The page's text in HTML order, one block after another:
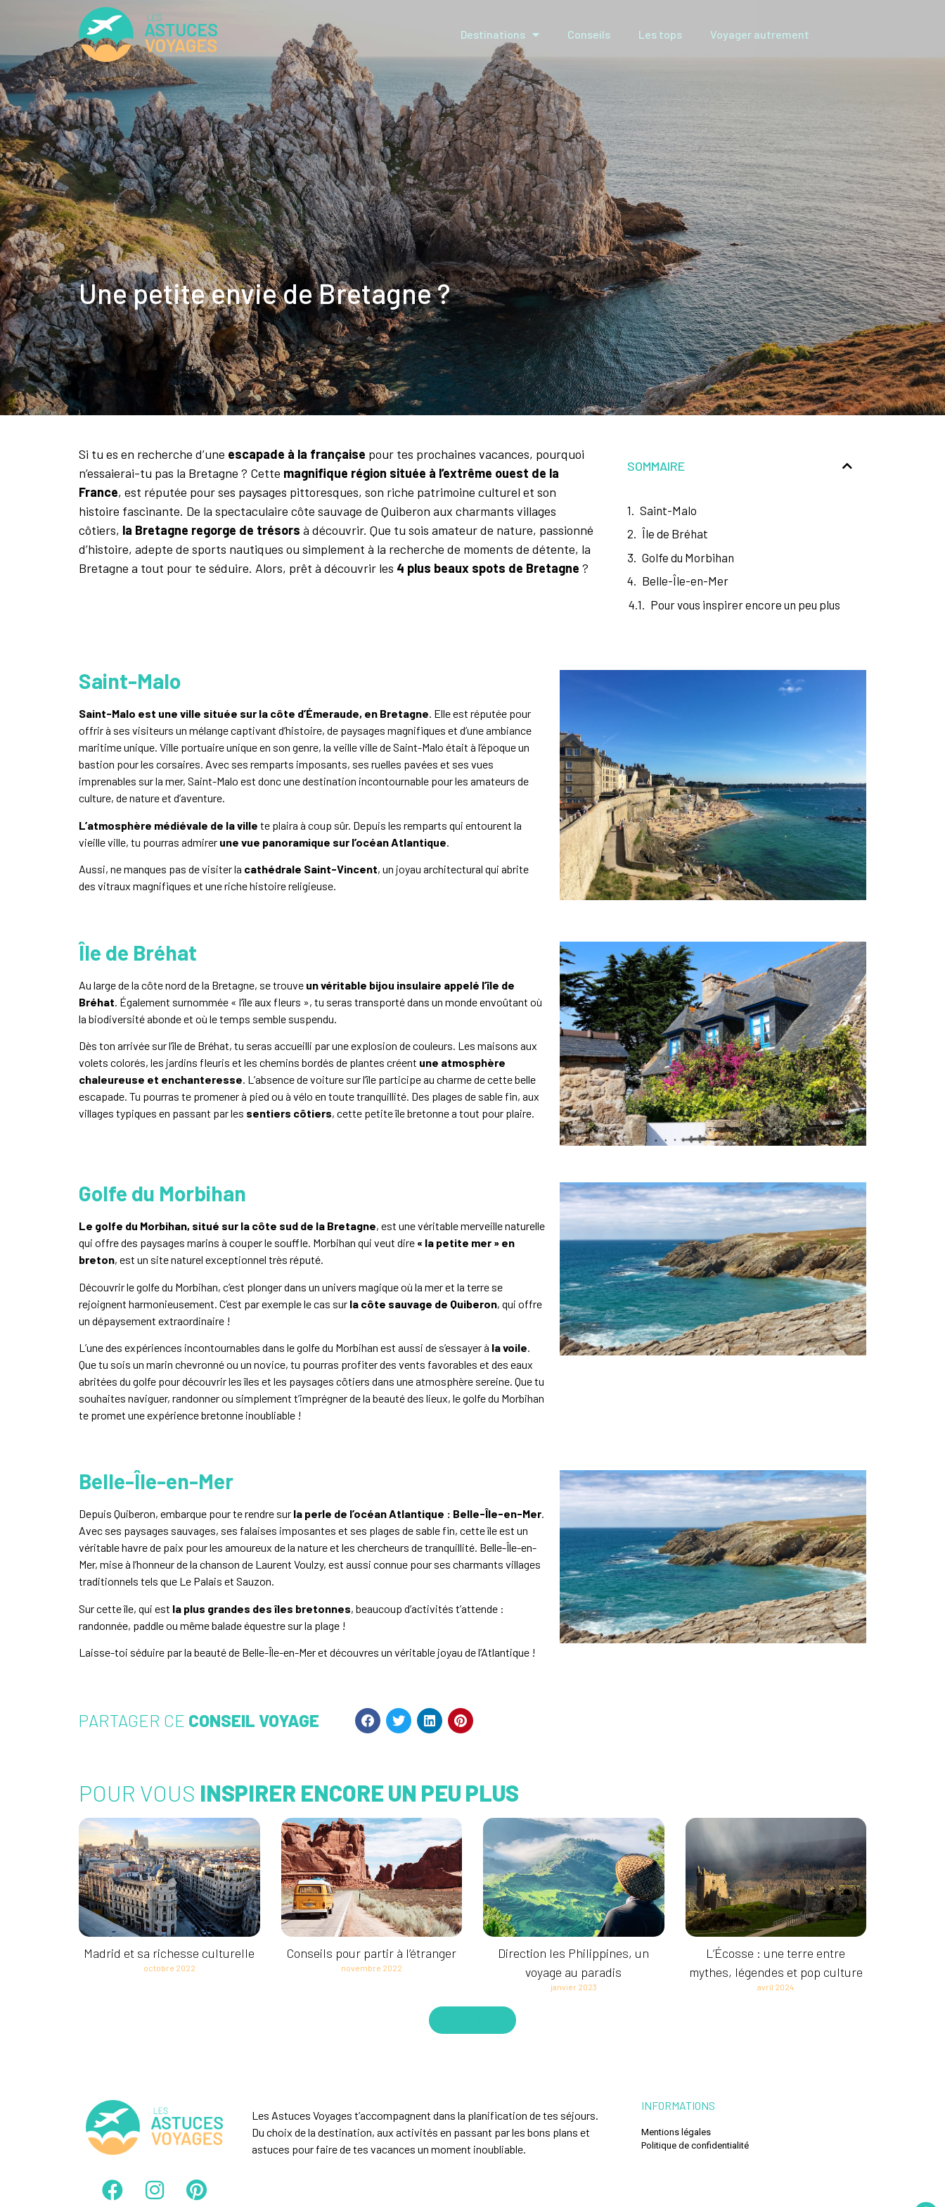
Destinations Conseils Les tops Voyager autrement
Une petite envie de Bretagne ?
Si tu es en recherche d’une escapade à la française pour tes prochaines vacances, pourquoi
n’essaierai-tu pas la Bretagne ? Cette magnifique région située à l’extrême ouest de la
France, est réputée pour ses paysages pittoresques, son riche patrimoine culturel et son
histoire fascinante. De la spectaculaire côte sauvage de Quiberon aux charmants villages
côtiers, la Bretagne regorge de trésors à découvrir. Que tu sois amateur de nature, passionné
d’histoire, adepte de sports nautiques ou simplement à la recherche de moments de détente, la
Bretagne a tout pour te séduire. Alors, prêt à découvrir les 4 plus beaux spots de Bretagne ?
SOMMAIRE
Saint-Malo
Île de Bréhat
Golfe du Morbihan
Belle-Île-en-Mer
Pour vous inspirer encore un peu plus
Saint-Malo
Saint-Malo est une ville située sur la côte d’Émeraude, en Bretagne. Elle est réputée pour
offrir à ses visiteurs un mélange captivant d’histoire, de paysages magnifiques et d’une ambiance
maritime unique. Ville portuaire unique en son genre, la veille ville de Saint-Malo était à l’époque un
bastion pour les corsaires. Avec ses remparts imposants, ses ruelles pavées et ses vues
imprenables sur la mer, Saint-Malo est donc une destination incontournable pour les amateurs de
culture, de nature et d’aventure.
L’atmosphère médiévale de la ville te plaira à coup sûr. Depuis les remparts qui entourent la
vieille ville, tu pourras admirer une vue panoramique sur l’océan Atlantique
Aussi, ne manques pas de visiter la cathédrale Saint-Vincent, un joyau architectural qui abrite
des vitraux magnifiques et une riche histoire religieuse.
Île de Bréhat
Au large de la côte nord de la Bretagne, se trouve un véritable bijou insulaire appelé l’île de
Bréhat . Également surnommée « l’île aux fleurs », tu seras transporté dans un monde envoûtant où
la biodiversité abonde et où le temps semble suspendu.
Dès ton arrivée sur l’île de Bréhat, tu seras accueilli par une explosion de couleurs. Les maisons aux
volets colorés, les jardins fleuris et les chemins bordés de plantes créent une atmosphère
chaleureuse et enchanteresse. L’absence de voiture sur l’île participe au charme de cette belle
escapade. Tu pourras te promener à pied ou à vélo en toute tranquillité. Des plages de sable fin, aux
villages typiques en passant par les sentiers côtiers, cette petite île bretonne a tout pour plaire.
Golfe du Morbihan
Le golfe du Morbihan, situé sur la côte sud de la Bretagne, est une véritable merveille naturelle
qui offre des paysages marins à couper le souffle. Morbihan qui veut dire « la petite mer » en
breton, est un site naturel exceptionnel très réputé.
Découvrir le golfe du Morbihan, c’est plonger dans un univers magique où la mer et la terre se
rejoignent harmonieusement. C’est par exemple le cas sur la côte sauvage de Quiberon, qui offre
un dépaysement extraordinaire !
L’une des expériences incontournables dans le golfe du Morbihan est aussi de s’essayer à la voile.
Que tu sois un marin chevronné ou un novice, tu pourras profiter des vents favorables et des eaux
abritées du golfe pour découvrir les îles et les paysages côtiers dans une atmosphère sereine. Que tu
souhaites naviguer, randonner ou simplement t’imprégner de la beauté des lieux, le golfe du Morbihan
te promet une expérience bretonne inoubliable !
Belle-Île-en-Mer
Depuis Quiberon, embarque pour te rendre sur la perle de l’océan Atlantique : Belle-Île-en-Mer.
Avec ses paysages sauvages, ses falaises imposantes et ses plages de sable fin, cette île est un
véritable havre de paix pour les amoureux de la nature et les chercheurs de tranquillité. Belle-Île-en-
Mer, mise à l’honneur de la chanson de Laurent Voulzy, est aussi connue pour ses charmants villages
traditionnels tels que Le Palais et Sauzon.
Sur cette île, qui est la plus grandes des îles bretonnes, beaucoup d’activités t’attende :
randonnée, paddle ou même balade équestre sur la plage !
Laisse-toi séduire par la beauté de Belle-Île-en-Mer et découvres un véritable joyau de l’Atlantique !
PARTAGER CE CONSEIL VOYAGE
POUR VOUS INSPIRER ENCORE UN PEU PLUS
Madrid et sa richesse culturelle
octobre 2022
Conseils pour partir à l’étranger
novembre 2022
Direction les Philippines, un
voyage au paradis
janvier 2023
L’Écosse : une terre entre
mythes, légendes et pop culture
avril 2024
Les Astuces Voyages t’accompagnent dans la planification de tes séjours.
Du choix de la destination, aux activités en passant par les bons plans et
astuces pour faire de tes vacances un moment inoubliable.
INFORMATIONS
Mentions légales
Politique de confidentialité